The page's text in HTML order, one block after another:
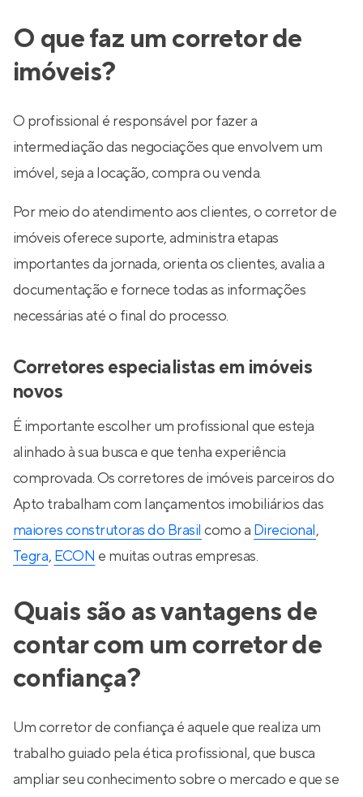
O que faz um corretor de
imóveis?
O profissional é responsável por fazer a
intermediação das negociações que envolvem um
imóvel, seja a locação, compra ou venda.
Por meio do atendimento aos clientes, o corretor de
imóveis oferece suporte, administra etapas
importantes da jornada, orienta os clientes, avalia a
documentação e fornece todas as informações
necessárias até o final do processo.
Corretores especialistas em imóveis
novos
É importante escolher um profissional que esteja
alinhado à sua busca e que tenha experiência
comprovada. Os corretores de imóveis parceiros do
Apto trabalham com lançamentos imobiliários das
maiores construtoras do Brasil como a Direcional,
Tegra, ECON e muitas outras empresas.
Quais são as vantagens de
contar com um corretor de
confiança?
Um corretor de confiança é aquele que realiza um
trabalho guiado pela ética profissional, que busca
ampliar seu conhecimento sobre o mercado e que se